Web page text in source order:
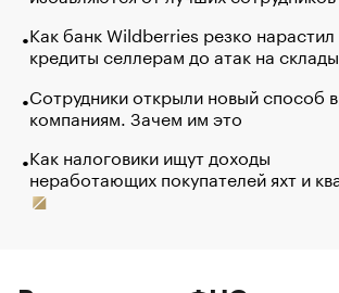
Как банк Wildberries резко нарастил
кредиты селлерам до атак на склады
Сотрудники открыли новый способ
компаниям. Зачем им это
Как налоговики ищут доходы
неработающих покупателей яхт и